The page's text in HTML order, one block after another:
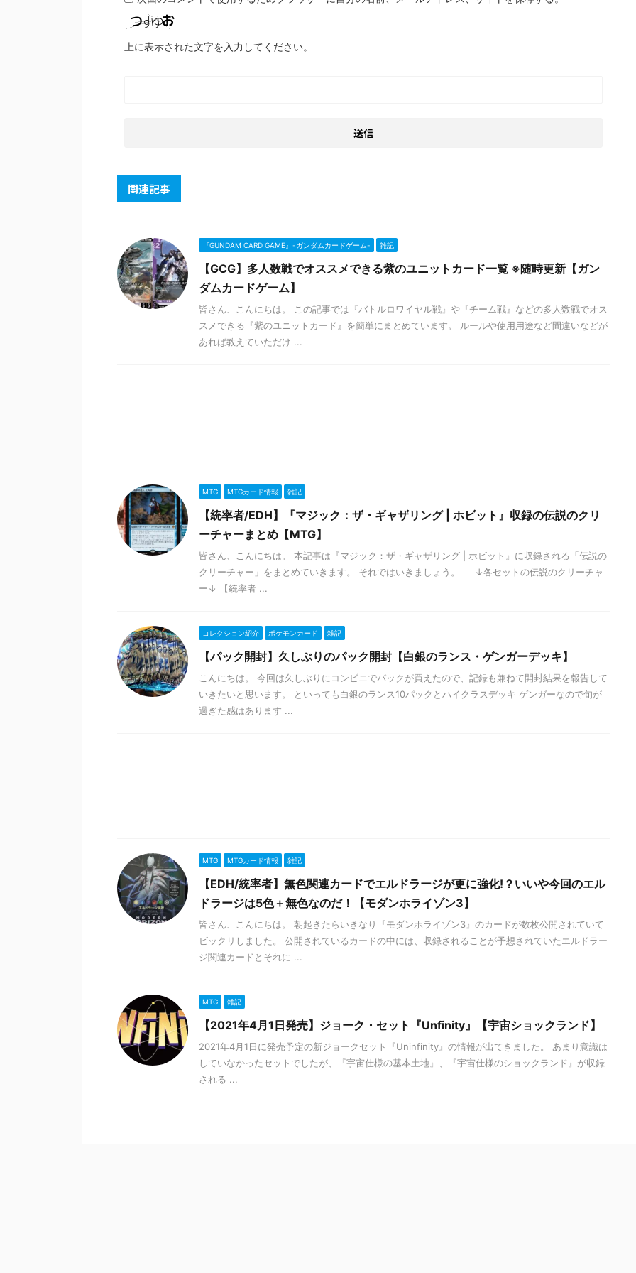
上に表示された文字を入力してください。
関連記事
『GUNDAM CARD GAME』-ガンダムカードゲーム- 雑記
【GCG】多人数戦でオススメできる紫のユニットカード一覧 ※随時更新【ガン
ダムカードゲーム】
皆さん、こんにちは。 この記事では『バトルロワイヤル戦』や『チーム戦』などの多人数戦でオス
スメできる『紫のユニットカード』を簡単にまとめています。 ルールや使用用途など間違いなどが
あれば教えていただけ ...
MTG MTGカード情報 雑記
【統率者/EDH】『マジック：ザ・ギャザリング | ホビット』収録の伝説のクリ
ーチャーまとめ【MTG】
皆さん、こんにちは。 本記事は『マジック：ザ・ギャザリング | ホビット』に収録される「伝説の
クリーチャー」をまとめていきます。 それではいきましょう。 ↓各セットの伝説のクリーチャ
ー↓ 【統率者 ...
コレクション紹介 ポケモンカード 雑記
【パック開封】久しぶりのパック開封【白銀のランス・ゲンガーデッキ】
こんにちは。 今回は久しぶりにコンビニでパックが買えたので、記録も兼ねて開封結果を報告して
いきたいと思います。 といっても白銀のランス10パックとハイクラスデッキ ゲンガーなので旬が
過ぎた感はあります ...
MTG MTGカード情報 雑記
【EDH/統率者】無色関連カードでエルドラージが更に強化!？いいや今回のエル
ドラージは5色＋無色なのだ！【モダンホライゾン3】
皆さん、こんにちは。 朝起きたらいきなり『モダンホライゾン3』のカードが数枚公開されていて
ビックリしました。 公開されているカードの中には、収録されることが予想されていたエルドラー
ジ関連カードとそれに ...
MTG 雑記
【2021年4月1日発売】ジョーク・セット『Unfinity』【宇宙ショックランド】
2021年4月1日に発売予定の新ジョークセット『Uninfinity』の情報が出てきました。 あまり意識は
していなかったセットでしたが、『宇宙仕様の基本土地』、『宇宙仕様のショックランド』が収録
される ...